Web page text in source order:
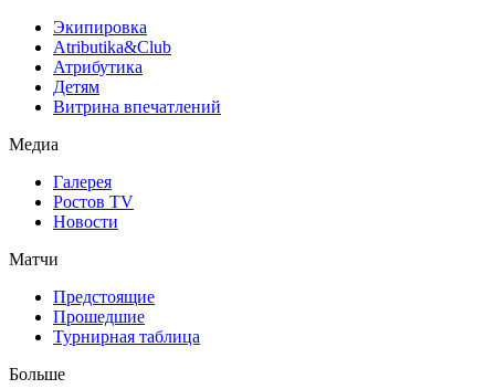
Экипировка
Atributika&Club
Атрибутика
Детям
Витрина впечатлений
Медиа
Галерея
Ростов TV
Новости
Матчи
Предстоящие
Прошедшие
Турнирная таблица
Больше